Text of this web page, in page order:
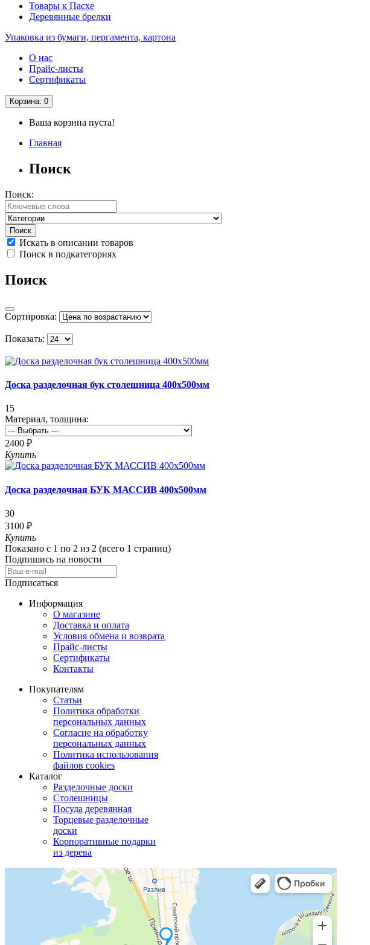
Товары к Пасхе
Деревянные брелки
Упаковка из бумаги, пергамента, картона
О нас
Прайс-листы
Сертификаты
Корзина: 0
Ваша корзина пуста!
Главная
Поиск
Поиск:
Искать в описании товаров
Поиск в подкатегориях
Поиск
Сортировка:
Показать:
Доска разделочная бук столешница 400х500мм
15
Материал, толщина:
2400 ₽
Купить
Доска разделочная БУК МАССИВ 400х500мм
30
3100 ₽
Купить
Показано с 1 по 2 из 2 (всего 1 страниц)
Подпишись на новости
Подписаться
Информация
О магазине
Доставка и оплата
Условия обмена и возврата
Прайс-листы
Сертификаты
Контакты
Покупателям
Статьи
Политика обработки
персональных данных
Согласие на обработку
персональных данных
Политика использования
файлов cookies
Каталог
Разделочные доски
Столешницы
Посуда деревянная
Торцевые разделочные
доски
Корпоративные подарки
из дерева